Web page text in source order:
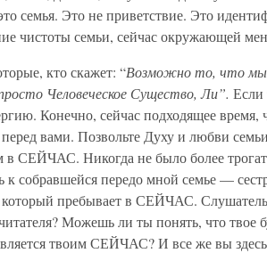
семья. Это не приветствие. Это
чистоты семьи, сейчас окружающей
кто скажет: “Возможно то, что
Человеческое Существо, Ли”. Если
Конечно, сейчас подходящее
перед вами. Позвольте Духу и любви
в СЕЙЧАС. Никогда не было более
к собравшейся передо мной семье —
пребывает в СЕЙЧАС.
Можешь ли ты понять, что твое
твоим СЕЙЧАС? И все же вы